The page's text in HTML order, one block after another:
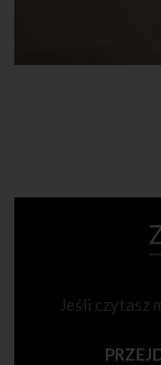
Jeśli czytasz